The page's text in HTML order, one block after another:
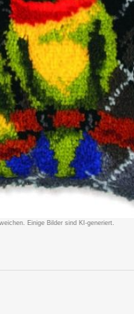
Einige Bilder sind KI-generiert.